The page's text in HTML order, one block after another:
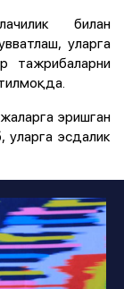
билан
уларга
тажрибаларни
эришган
уларга эсдалик